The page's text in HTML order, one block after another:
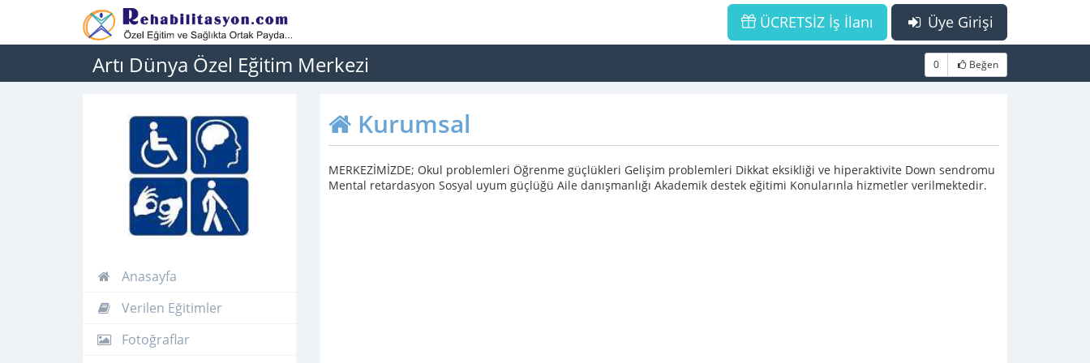
Üye Girişi
ÜCRETSİZ İş İlanı
Artı Dünya Özel Eğitim Merkezi 0 Beğen
Anasayfa
Verilen Eğitimler
Fotoğraflar
Kurumsal
MERKEZİMİZDE; Okul problemleri Öğrenme güçlükleri Gelişim problemleri Dikkat eksikliği ve hiperaktivite Down sendromu
Mental retardasyon Sosyal uyum güçlüğü Aile danışmanlığı Akademik destek eğitimi Konularınla hizmetler verilmektedir.